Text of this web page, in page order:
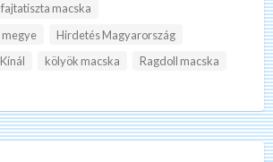
fajtatiszta macska
Hirdetés Magyarország
Kínál kölyök macska Ragdoll macska